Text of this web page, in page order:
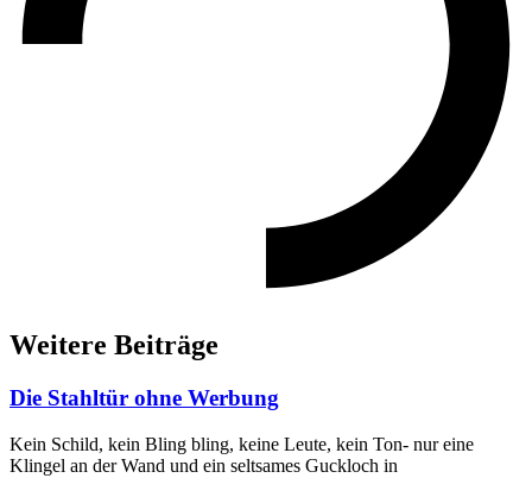
Weitere Beiträge
Die Stahltür ohne Werbung
Kein Schild, kein Bling bling, keine Leute, kein Ton- nur eine
Klingel an der Wand und ein seltsames Guckloch in